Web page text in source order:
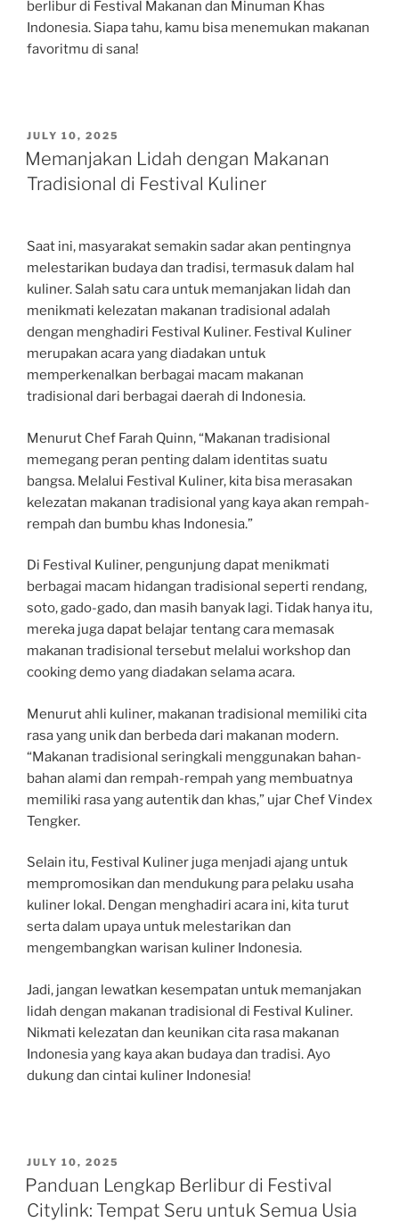
berlibur di Festival Makanan dan Minuman Khas
Indonesia. Siapa tahu, kamu bisa menemukan makanan
favoritmu di sana!
POSTED
ON
JULY 10, 2025
Memanjakan Lidah dengan Makanan
Tradisional di Festival Kuliner
Saat ini, masyarakat semakin sadar akan pentingnya
melestarikan budaya dan tradisi, termasuk dalam hal
kuliner. Salah satu cara untuk memanjakan lidah dan
menikmati kelezatan makanan tradisional adalah
dengan menghadiri Festival Kuliner. Festival Kuliner
merupakan acara yang diadakan untuk
memperkenalkan berbagai macam makanan
tradisional dari berbagai daerah di Indonesia.
Menurut Chef Farah Quinn, “Makanan tradisional
memegang peran penting dalam identitas suatu
bangsa. Melalui Festival Kuliner, kita bisa merasakan
kelezatan makanan tradisional yang kaya akan rempah-
rempah dan bumbu khas Indonesia.”
Di Festival Kuliner, pengunjung dapat menikmati
berbagai macam hidangan tradisional seperti rendang,
soto, gado-gado, dan masih banyak lagi. Tidak hanya itu,
mereka juga dapat belajar tentang cara memasak
makanan tradisional tersebut melalui workshop dan
cooking demo yang diadakan selama acara.
Menurut ahli kuliner, makanan tradisional memiliki cita
rasa yang unik dan berbeda dari makanan modern.
“Makanan tradisional seringkali menggunakan bahan-
bahan alami dan rempah-rempah yang membuatnya
memiliki rasa yang autentik dan khas,” ujar Chef Vindex
Tengker.
Selain itu, Festival Kuliner juga menjadi ajang untuk
mempromosikan dan mendukung para pelaku usaha
kuliner lokal. Dengan menghadiri acara ini, kita turut
serta dalam upaya untuk melestarikan dan
mengembangkan warisan kuliner Indonesia.
Jadi, jangan lewatkan kesempatan untuk memanjakan
lidah dengan makanan tradisional di Festival Kuliner.
Nikmati kelezatan dan keunikan cita rasa makanan
Indonesia yang kaya akan budaya dan tradisi. Ayo
dukung dan cintai kuliner Indonesia!
POSTED
ON
JULY 10, 2025
Panduan Lengkap Berlibur di Festival
Citylink: Tempat Seru untuk Semua Usia